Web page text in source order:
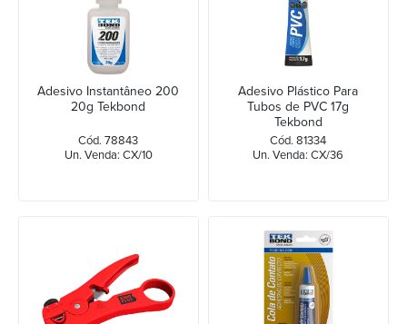
Adesivo Instantâneo 200
20g Tekbond
Cód. 78843
Un. Venda: CX/10
Adesivo Plástico Para
Tubos de PVC 17g
Tekbond
Cód. 81334
Un. Venda: CX/36